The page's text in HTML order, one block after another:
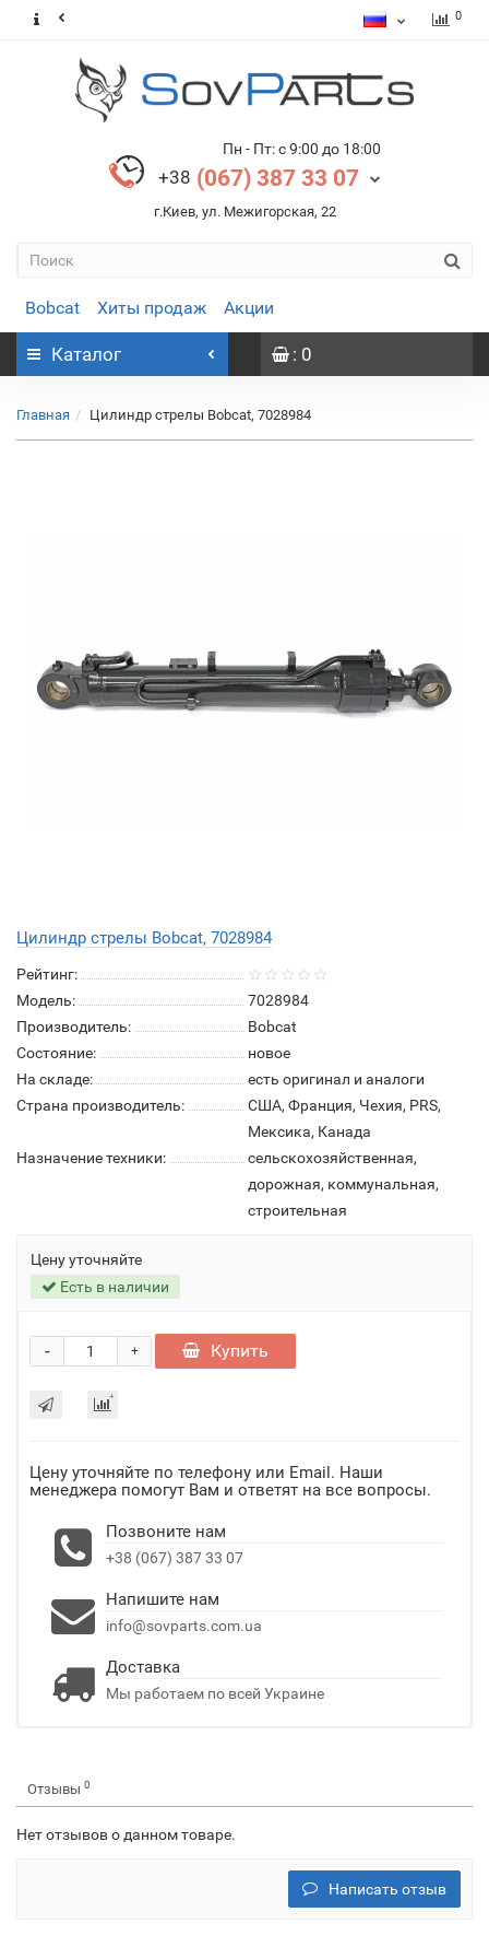
0
Пн - Пт: с 9:00 до 18:00
+38 (067) 387 33 07
г.Киев, ул. Межигорская, 22
Bobcat Хиты продаж Акции
Каталог : 0
Главная Цилиндр стрелы Bobcat, 7028984
Цилиндр стрелы Bobcat, 7028984
Рейтинг:
Модель:
7028984
Производитель:
Bobcat
Состояние:
новое
На складе:
есть оригинал и аналоги
Страна производитель:
США, Франция, Чехия, PRS,
Мексика, Канада
Назначение техники:
сельскохозяйственная,
дорожная, коммунальная,
строительная
Цену уточняйте
Есть в наличии
+
- Купить
Цену уточняйте по телефону или Email. Наши
менеджера помогут Вам и ответят на все вопросы.
Позвоните нам
+38 (067) 387 33 07
Напишите нам
info@sovparts.com.ua
Доставка
Мы работаем по всей Украине
Отзывы 0
Нет отзывов о данном товаре.
Написать отзыв